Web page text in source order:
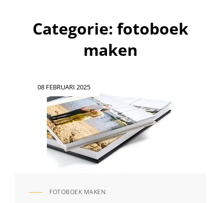
Categorie: fotoboek
maken
08 FEBRUARI 2025
CAT
FOTOBOEK MAKEN